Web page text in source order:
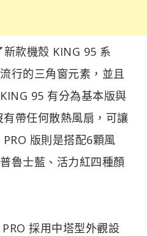
款機殼 KING 95 系
行的三角窗元素，並且
95 有分為基本版與
帶任何散熱風扇，可讓
版則是搭配6顆風
魯士藍、活力紅四種顏
採用中塔型外觀設